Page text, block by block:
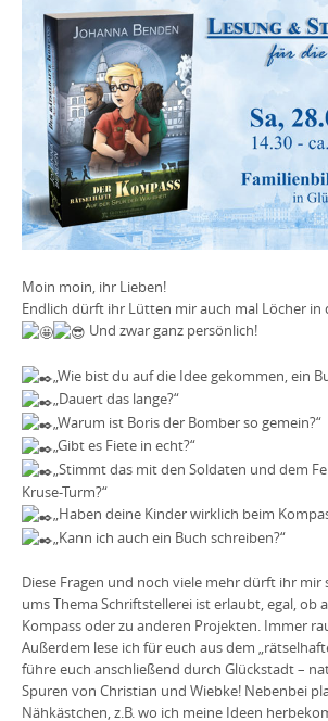
Moin moin, ihr Lieben!
Endlich dürft ihr Lütten mir auch mal Löcher in
Und zwar ganz persönlich!
„Wie bist du auf die Idee gekommen, ein
„Dauert das lange?“
„Warum ist Boris der Bomber so gemein?“
„Gibt es Fiete in echt?“
„Stimmt das mit den Soldaten und dem
Kruse-Turm?“
„Haben deine Kinder wirklich beim
„Kann ich auch ein Buch schreiben?“
Diese Fragen und noch viele mehr dürft ihr mir
ums Thema Schriftstellerei ist erlaubt, egal, ob
Kompass oder zu anderen Projekten. Immer
Außerdem lese ich für euch aus dem
führe euch anschließend durch Glückstadt –
Spuren von Christian und Wiebke! Nebenbei
Nähkästchen, z.B. wo ich meine Ideen